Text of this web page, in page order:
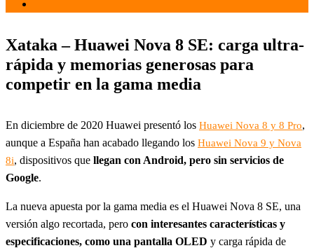
Xataka – Huawei Nova 8 SE: carga ultra-
rápida y memorias generosas para
competir en la gama media
En diciembre de 2020 Huawei presentó los Huawei Nova 8 y 8 Pro,
aunque a España han acabado llegando los Huawei Nova 9 y Nova
8i, dispositivos que llegan con Android, pero sin servicios de
Google.
La nueva apuesta por la gama media es el Huawei Nova 8 SE, una
versión algo recortada, pero con interesantes características y
especificaciones, como una pantalla OLED y carga rápida de